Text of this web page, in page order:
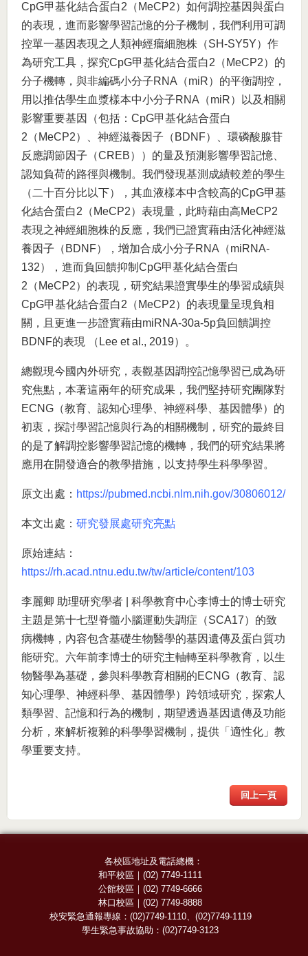
CpG甲基化結合蛋白2（MeCP2）如何調控基因與蛋白
的表現，進而影響學習記憶的分子機制，我們利用可調
控單一基因表現之人類神經瘤細胞株（SH-SY5Y）作
為研究工具，探究CpG甲基化結合蛋白2（MeCP2）的
分子機轉，與非編碼小分子RNA（miR）的平衡調控，
用以推估學生血漿樣本中小分子RNA（miR）以及相關
影響重要基因（包括：CpG甲基化結合蛋白
2（MeCP2）、神經滋養因子（BDNF）、環磷酸腺苷
反應調節因子（CREB））的量及預測影響學習記憶、
認知負荷的路徑與機制。我們發現基測成績較差的學生
（二十百分比以下），其血液樣本中含較高的CpG甲基
化結合蛋白2（MeCP2）表現量，此時藉由高MeCP2
表現之神經細胞株的反應，我們已證實藉由活化神經滋
養因子（BDNF），增加合成小分子RNA（miRNA-
132），進而負回饋抑制CpG甲基化結合蛋白
2（MeCP2）的表現，研究結果證實學生的學習成績與
CpG甲基化結合蛋白2（MeCP2）的表現量呈現負相
關，且更進一步證實藉由miRNA-30a-5p負回饋調控
BDNF的表現 （Lee et al., 2019）。
總觀現今國內外研究，表觀基因調控記憶學習已成為研
究焦點，本著這兩年的研究成果，我們堅持研究團隊對
ECNG（教育、認知心理學、神經科學、基因體學）的
初衷，探討學習記憶與行為的相關機制，研究的最終目
的是了解調控影響學習記憶的機轉，我們的研究結果將
應用在開發適合的教學措施，以支持學生科學學習。
原文出處： https://pubmed.ncbi.nlm.nih.gov/30806012/
本文出處： 研究發展處研究亮點
原始連結：
https://rh.acad.ntnu.edu.tw/tw/article/content/103
李麗卿 助理研究學者 | 科學教育中心李博士的博士研究
主題是第十七型脊髓小腦運動失調症（SCA17）的致
病機轉，內容包含基礎生物醫學的基因遺傳及蛋白質功
能研究。六年前李博士的研究主軸轉至科學教育，以生
物醫學為基礎，參與科學教育相關的ECNG（教育、認
知心理學、神經科學、基因體學）跨領域研究，探索人
類學習、記憶和行為的機制，期望透過基因遺傳及功能
分析，來解析複雜的科學學習機制，提供「適性化」教
學重要支持。
回上一頁
各校區地址及電話總機：
和平校區 ｜(02) 7749-1111
公館校區 ｜(02) 7749-6666
林口校區 ｜(02) 7749-8888
校安緊急通報專線： (02)7749-1110、 (02)7749-1119
學生緊急事故協助：(02)7749-3123